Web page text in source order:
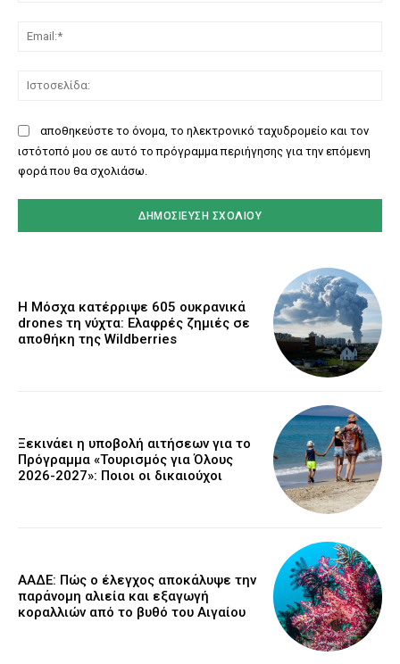
αποθηκεύστε το όνομα, το ηλεκτρονικό ταχυδρομείο και τον
ιστότοπό μου σε αυτό το πρόγραμμα περιήγησης για την επόμενη
φορά που θα σχολιάσω.
Η Μόσχα κατέρριψε 605 ουκρανικά
drones τη νύχτα: Ελαφρές ζημιές σε
αποθήκη της Wildberries
Ξεκινάει η υποβολή αιτήσεων για το
Πρόγραμμα «Τουρισμός για Όλους
2026-2027»: Ποιοι οι δικαιούχοι
ΑΑΔΕ: Πώς ο έλεγχος αποκάλυψε την
παράνομη αλιεία και εξαγωγή
κοραλλιών από το βυθό του Αιγαίου